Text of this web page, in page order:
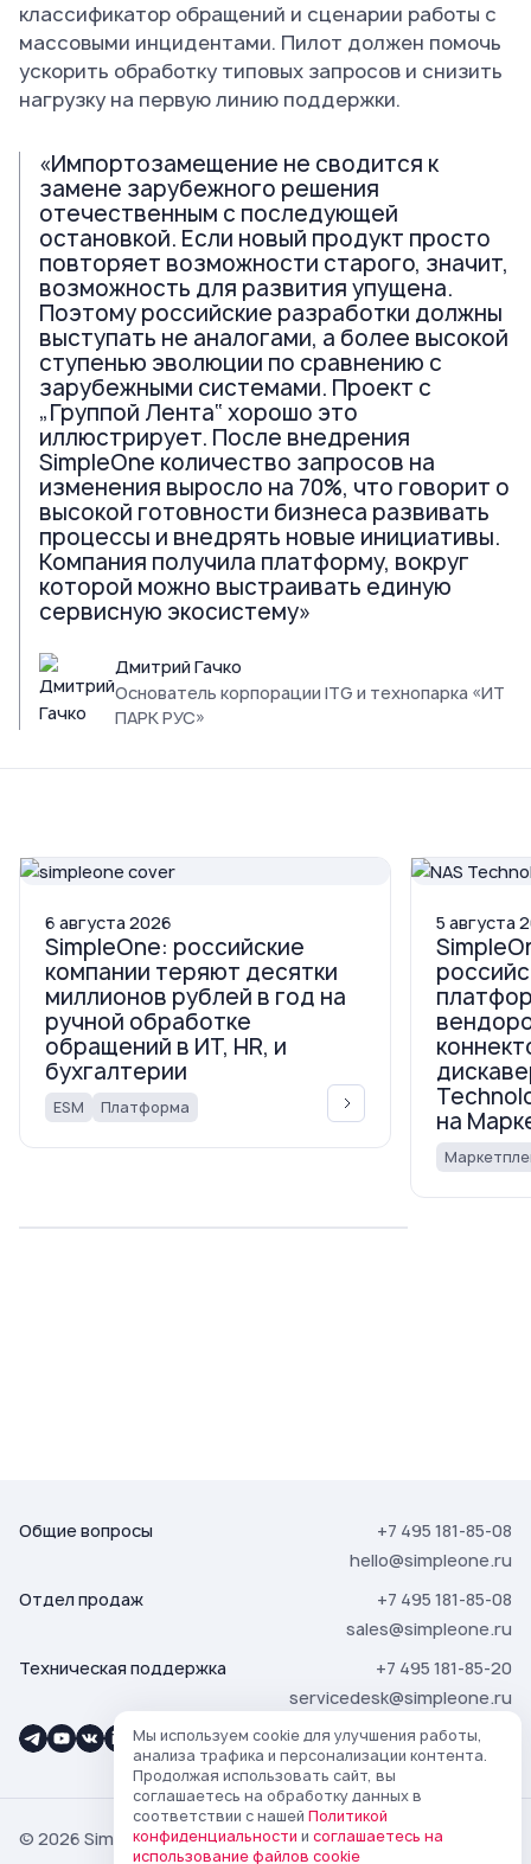
классификатор обращений и сценарии работы с
массовыми инцидентами. Пилот должен помочь
ускорить обработку типовых запросов и снизить
нагрузку на первую линию поддержки.
«Импортозамещение не сводится к
замене зарубежного решения
отечественным с последующей
остановкой. Если новый продукт просто
повторяет возможности старого, значит,
возможность для развития упущена.
Поэтому российские разработки должны
выступать не аналогами, а более высокой
ступенью эволюции по сравнению с
зарубежными системами. Проект с
„Группой Лента“ хорошо это
иллюстрирует. После внедрения
SimpleOne количество запросов на
изменения выросло на 70%, что говорит о
высокой готовности бизнеса развивать
процессы и внедрять новые инициативы.
Компания получила платформу, вокруг
которой можно выстраивать единую
сервисную экосистему»
Дмитрий Гачко
Основатель корпорации ITG и технопарка «ИТ
ПАРК РУС»
6 августа 2026
SimpleOne: российские
компании теряют десятки
миллионов рублей в год на
ручной обработке
обращений в ИТ, HR, и
бухгалтерии
ESM Платформа
5 августа
на
Мы используем cookie для улучшения работы,
анализа трафика и персонализации контента.
Продолжая использовать сайт, вы
соглашаетесь на обработку данных в
соответствии с нашей Политикой
конфиденциальности и соглашаетесь на
использование файлов cookie
Общие вопросы
+7 495 181-85-08
hello@simpleone.ru
Отдел продаж
+7 495 181-85-08
sales@simpleone.ru
Техническая поддержка
+7 495 181-85-20
servicedesk@simpleone.ru
© 2026 SimpleOne